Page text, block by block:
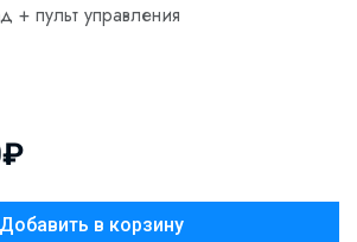
+ пульт управления
Добавить в корзину